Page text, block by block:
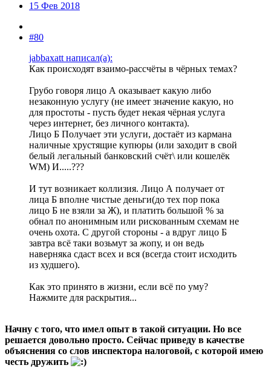
15 Фев 2018
#80
jabbaxatt написал(а):
Как происходят взаимо-рассчёты в чёрных темах?
Грубо говоря лицо А оказывает какую либо
незаконную услугу (не имеет значение какую, но
для простоты - пусть будет некая чёрная услуга
через интернет, без личного контакта).
Лицо Б Получает эти услуги, достаёт из кармана
наличные хрустящие купюры (или заходит в свой
белый легальный банковский счёт\ или кошелёк
WM) И.....???
И тут возникает коллизия. Лицо А получает от
лица Б вполне чистые деньги(до тех пор пока
лицо Б не взяли за Ж), и платить большой % за
обнал по анонимным или рискованным схемам не
очень охота. С другой стороны - а вдруг лицо Б
завтра всё таки возьмут за жопу, и он ведь
наверняка сдаст всех и вся (всегда стоит исходить
из худшего).
Как это принято в жизни, если всё по уму?
Нажмите для раскрытия...
Начну с того, что имел опыт в такой ситуации. Но все
решается довольно просто. Сейчас приведу в качестве
объяснения со слов инспектора налоговой, с которой имею
честь дружить